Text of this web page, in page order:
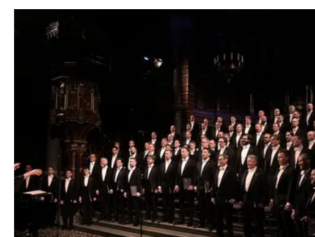
La Chorale du Brassus accueille
Orphei Drängar pour présenter une
saga chorale suédoise.
Orphei Drängar (OD) est considéré comme l’un des
meilleurs chœurs d’hommes au monde. En
recherchant constamment la plus haute qualité
artistique, en collaborant avec les solistes, chefs de
chœur et orchestres les plus reconnus, OD se
positionne à l’avant-garde du développement du